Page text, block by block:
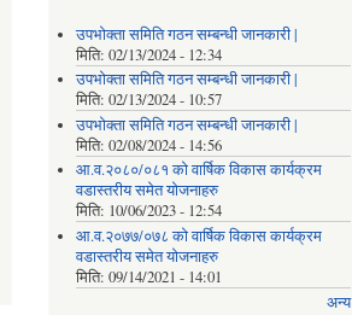
उपभोक्ता समिति गठन सम्बन्धी जानकारी |
मिति:02/13/2024 - 12:34
उपभोक्ता समिति गठन सम्बन्धी जानकारी |
मिति:02/13/2024 - 10:57
उपभोक्ता समिति गठन सम्बन्धी जानकारी |
मिति:02/08/2024 - 14:56
आ.व.२०८०/०८१ को वार्षिक विकास कार्यक्रम
वडास्तरीय समेत योजनाहरु
मिति: 10/06/2023 - 12:54
आ.व.२०७७/०७८ को वार्षिक विकास कार्यक्रम
वडास्तरीय समेत योजनाहरु
मिति:09/14/2021 - 14:01
अन्य